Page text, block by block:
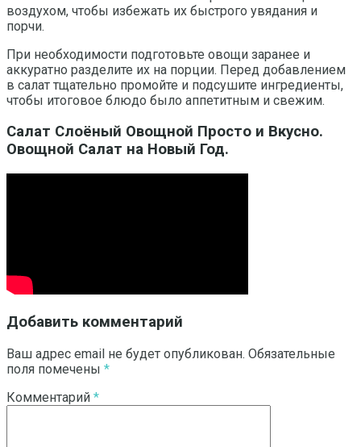
воздухом, чтобы избежать их быстрого увядания и
порчи.
При необходимости подготовьте овощи заранее и
аккуратно разделите их на порции. Перед добавлением
в салат тщательно промойте и подсушите ингредиенты,
чтобы итоговое блюдо было аппетитным и свежим.
Салат Слоёный Овощной Просто и Вкусно.
Овощной Салат на Новый Год.
Добавить комментарий
Ваш адрес email не будет опубликован. Обязательные
поля помечены *
Комментарий *